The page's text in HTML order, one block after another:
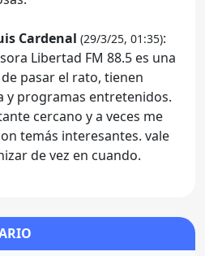
Cardenal (29/3/25, 01:35):
Libertad FM 88.5 es una
pasar el rato, tienen
y programas entretenidos.
cercano y a veces me
temás interesantes. vale
de vez en cuando.